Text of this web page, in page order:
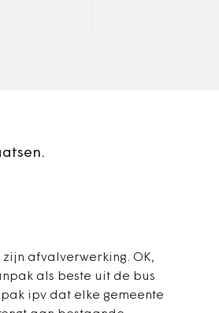
afvalverwerking. OK,
als beste uit de bus
ipv dat elke gemeente